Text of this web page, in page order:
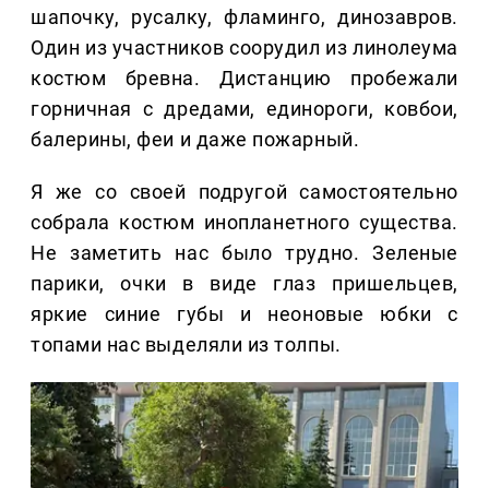
шапочку, русалку, фламинго, динозавров.
Один из участников соорудил из линолеума
костюм бревна. Дистанцию пробежали
горничная с дредами, единороги, ковбои,
балерины, феи и даже пожарный.
Я же со своей подругой самостоятельно
собрала костюм инопланетного существа.
Не заметить нас было трудно. Зеленые
парики, очки в виде глаз пришельцев,
яркие синие губы и неоновые юбки с
топами нас выделяли из толпы.